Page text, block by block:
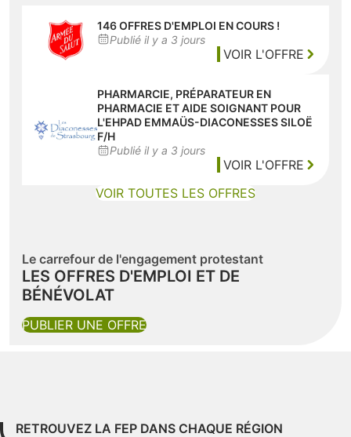
146 OFFRES D'EMPLOI EN COURS !
Publié il y a 3 jours
VOIR L'OFFRE
146 OFFRES
PHARMARCIE, PRÉPARATEUR EN
PHARMACIE ET AIDE SOIGNANT POUR
L'EHPAD EMMAÜS-DIACONESSES SILOË
F/H
Publié il y a 3 jours
VOIR L'OFFRE
PHARMARCIE,
VOIR TOUTES LES OFFRES(NOUVELLE
Le carrefour de l'engagement protestant
LES OFFRES D'EMPLOI ET DE
BÉNÉVOLAT
PUBLIER UNE OFFRE(NOUVELLE FENÊTRE)
RETROUVEZ LA FEP DANS CHAQUE RÉGION